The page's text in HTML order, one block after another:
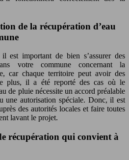
de la récupération d’eau
est important de bien s’assurer des
votre commune concernant la
car chaque territoire peut avoir des
plus, il a été reporté des cas où le
de pluie nécessite un accord préalable
une autorisation spéciale. Donc, il est
des autorités locales et faire toutes
lavant le projet.
récupération qui convient à